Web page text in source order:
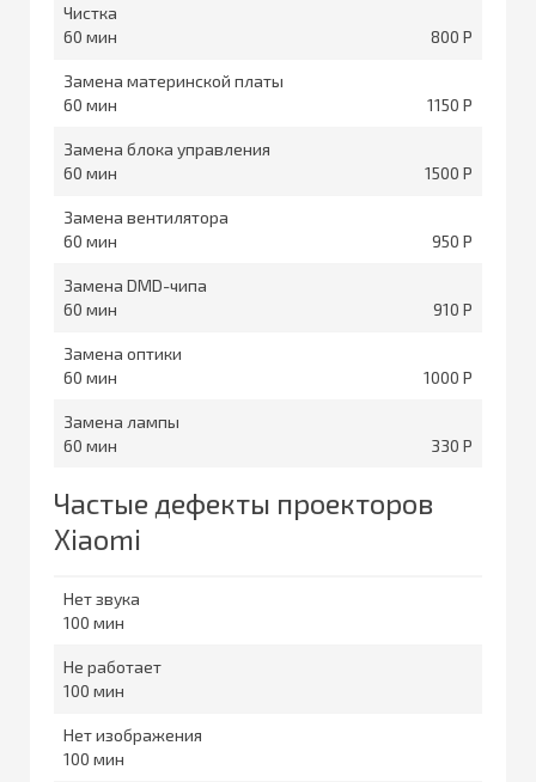
Чистка
60
800
Замена материнской платы
60
1150
Замена блока управления
60
1500
Замена вентилятора
60
950
Замена DMD-чипа
60
910
Замена оптики
60
1000
Замена лампы
60
330
Частые дефекты проекторов
Xiaomi
Нет звука
100
Не работает
100
Нет изображения
100